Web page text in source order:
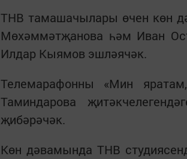
ТНВ тамашачылары өчен көн
Мөхәммәтҗанова һәм Иван
Илдар Кыямов эшләячәк.
Телемарафонны «Мин
Таминдарова
җибәрәчәк.
Көн дәвамында ТНВ